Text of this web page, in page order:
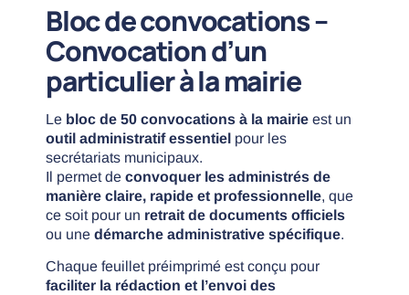
Bloc de convocations –
Convocation d’un
particulier à la mairie
Le bloc de 50 convocations à la mairie est un
outil administratif essentiel pour les
secrétariats municipaux.
Il permet de convoquer les administrés de
manière claire, rapide et professionnelle, que
ce soit pour un retrait de documents officiels
ou une démarche administrative spécifique.
Chaque feuillet préimprimé est conçu pour
faciliter la rédaction et l’envoi des